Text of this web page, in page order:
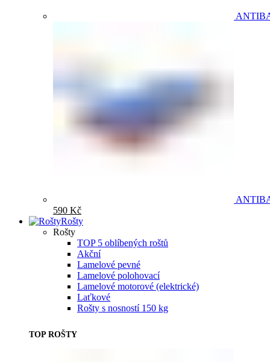
590 Kč
Rošty
Rošty
TOP 5 oblíbených roštů
Akční
Lamelové pevné
Lamelové polohovací
Lamelové motorové (elektrické)
Laťkové
Rošty s nosností 150 kg
TOP ROŠTY